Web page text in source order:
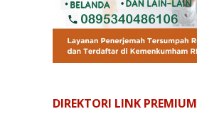
DIREKTORI LINK PREMIUM